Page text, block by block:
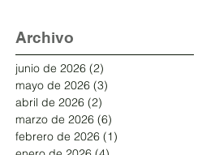
Archivo
junio de 2026 (2)
mayo de 2026 (3)
abril de 2026 (2)
marzo de 2026 (6)
febrero de 2026 (1)